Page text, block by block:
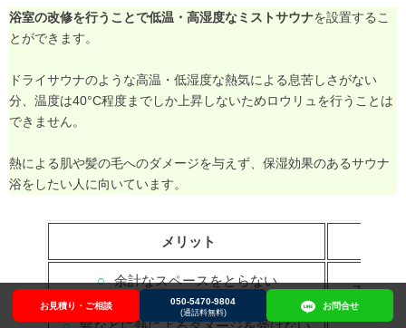
お見積り・ご相談 050-5470-9804
(通話料無料)
お問合せ
浴室の改修を行うことで低温・高湿度なミストサウナを設置するこ
とができます。
ドライサウナのような高温・低湿度な熱気による息苦しさがない
分、温度は40°C程度までしか上昇しないためロウリュを行うことは
できません。
熱による肌や髪の毛へのダメージを与えず、保湿効果のあるサウナ
浴をしたい人に向いています。
メリット
○ 余計なスペースをとらない
○ 普段の生活の延長線上でサウナ浴できる
× 工事が
× ミスト
お見積り・ご相談 050-5470-9804 お問合せ